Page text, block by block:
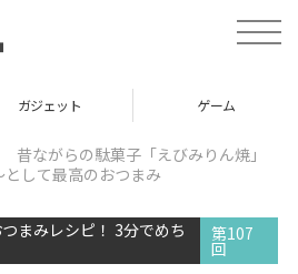
t
o
o
ガジェット ゲーム
昔ながらの駄菓子「えびみりん焼」
して最高のおつまみ
まみレシピ！ 3分でめち
第107
回